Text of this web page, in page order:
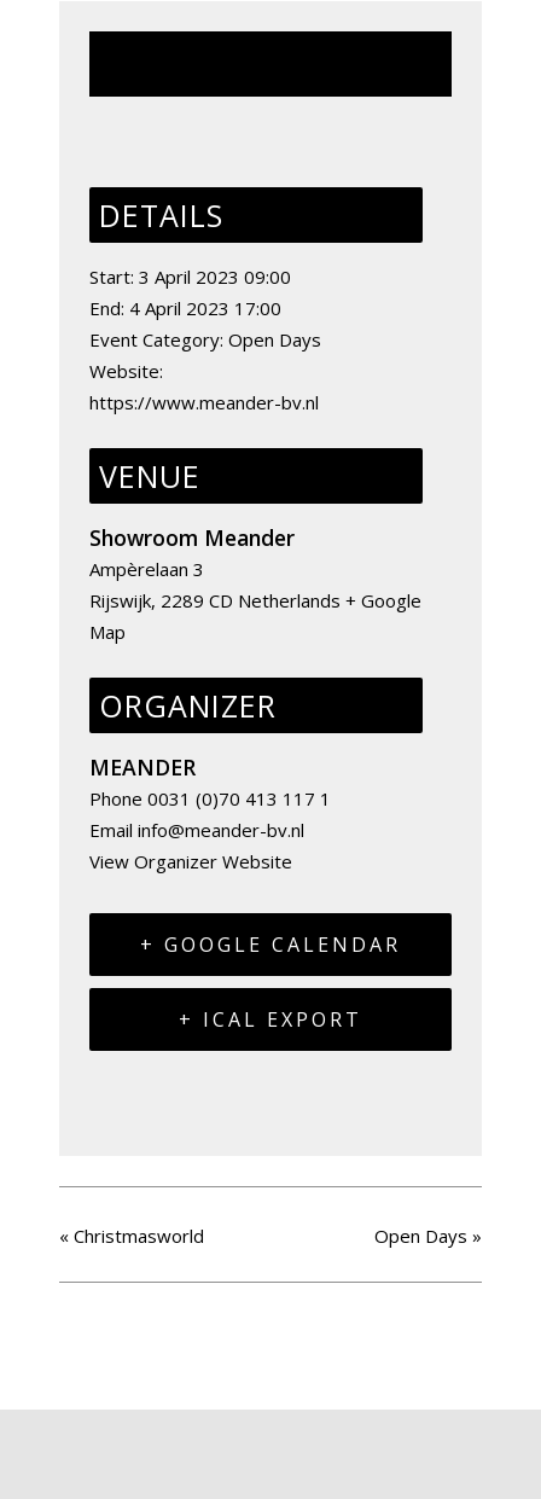
DETAILS
Start: 3 April 2023 09:00
End: 4 April 2023 17:00
Event Category: Open Days
Website:
https://www.meander-bv.nl
VENUE
Showroom Meander
Ampèrelaan 3
Rijswijk, 2289 CD Netherlands + Google
Map
ORGANIZER
MEANDER
Phone 0031 (0)70 413 117 1
Email info@meander-bv.nl
View Organizer Website
+ GOOGLE CALENDAR
+ ICAL EXPORT
«Christmasworld Open Days»